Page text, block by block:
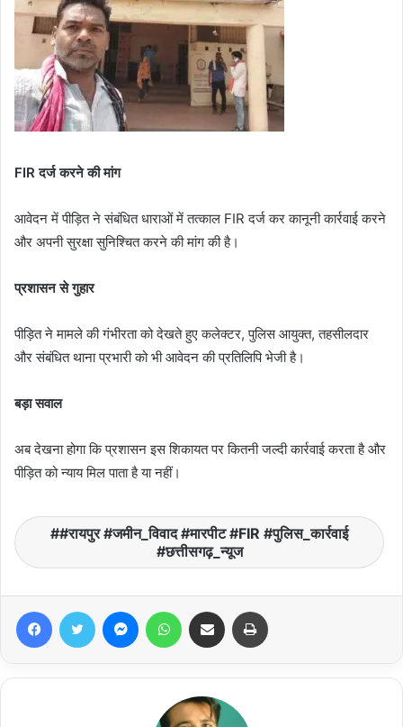
FIR दर्ज करने की मांग
आवेदन में पीड़ित ने संबंधित धाराओं में तत्काल FIR दर्ज कर कानूनी कार्रवाई करने
और अपनी सुरक्षा सुनिश्चित करने की मांग की है।
प्रशासन से गुहार
पीड़ित ने मामले की गंभीरता को देखते हुए कलेक्टर, पुलिस आयुक्त, तहसीलदार
और संबंधित थाना प्रभारी को भी आवेदन की प्रतिलिपि भेजी है।
बड़ा सवाल
अब देखना होगा कि प्रशासन इस शिकायत पर कितनी जल्दी कार्रवाई करता है और
पीड़ित को न्याय मिल पाता है या नहीं।
#रायपुर #जमीन_विवाद #मारपीट #FIR #पुलिस_कार्रवाई
#छत्तीसगढ़_न्यूज
FacebookTwitter MessengerWhatsAppShare via Email